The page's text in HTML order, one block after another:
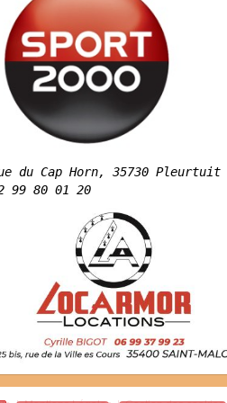
du Cap Horn, 35730 Pleurtuit
99 80 01 20